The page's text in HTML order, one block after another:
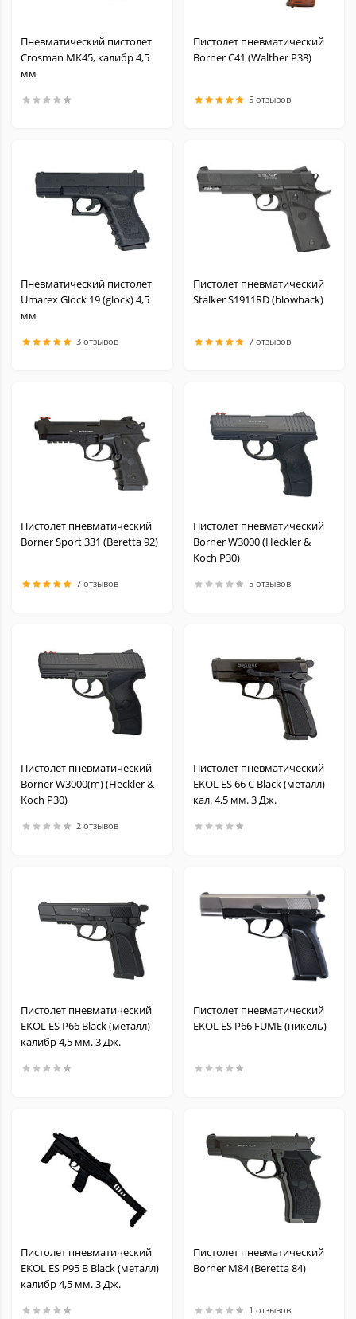
Пневматический пистолет
Crosman MK45, калибр 4,5
мм
Пистолет пневматический
Borner C41 (Walther P38)
5 отзывов
Пневматический пистолет
Umarex Glock 19 (glock) 4,5
мм
3 отзывов
Пистолет пневматический
Stalker S1911RD (blowback)
7 отзывов
Пистолет пневматический
Borner Sport 331 (Beretta 92)
7 отзывов
Пистолет пневматический
Borner W3000 (Heckler &
Koch P30)
5 отзывов
Пистолет пневматический
Borner W3000(m) (Heckler &
Koch P30)
2 отзывов
Пистолет пневматический
EKOL ES 66 C Black (металл)
кал. 4,5 мм. 3 Дж.
Пистолет пневматический
EKOL ES P66 Black (металл)
калибр 4,5 мм. 3 Дж.
Пистолет пневматический
EKOL ES P66 FUME (никель)
Пистолет пневматический
EKOL ES P95 B Black (металл)
калибр 4,5 мм. 3 Дж.
Пистолет пневматический
Borner M84 (Beretta 84)
1 отзывов